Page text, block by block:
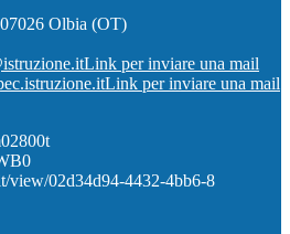
Olbia (OT)
Link per inviare una mail
Link per inviare una mail
view/02d34d94-4432-4bb6-8